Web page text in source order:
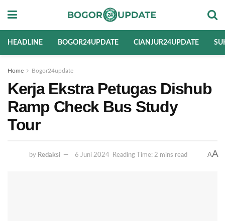
HEADLINE BOGOR24UPDATE CIANJUR24UPDATE
Home Bogor24update
Kerja Ekstra Petugas Dishub
Ramp Check Bus Study
Tour
by Redaksi 6 Juni 2024 Reading Time: 2 mins read AA